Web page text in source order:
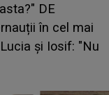
pe scenă la
a dezvăluit
„Nu am fost